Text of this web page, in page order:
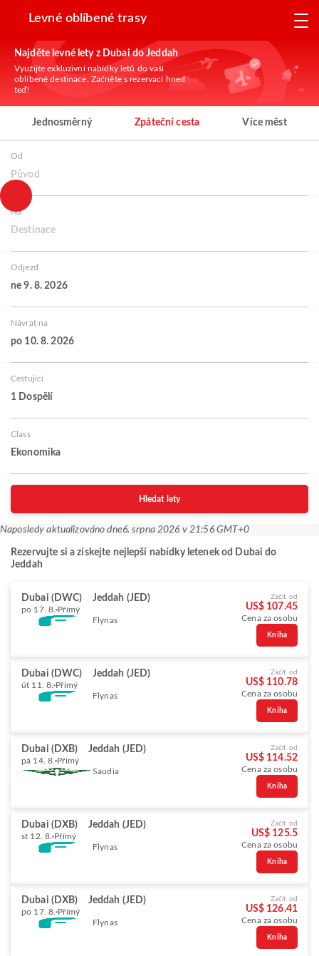
Levné oblíbené trasy
Najděte levné lety z Dubai do Jeddah
Využijte exkluzivní nabídky letů do vaší
oblíbené destinace. Začněte s rezervací hned
teď!
Jednosměrný Zpáteční cesta Více měst
Od
Původ
Na
Destinace
Odjezd
ne 9. 8. 2026
Návrat na
po 10. 8. 2026
Cestující
1 Dospělí
Class
Ekonomika
Hledat lety
Naposledy aktualizováno dne6. srpna 2026 v 21:56 GMT+0
Rezervujte si a získejte nejlepší nabídky letenek od Dubai do
Jeddah
Dubai (DWC) Jeddah (JED)
po 17. 8. Přímý
Flynas
Začít od
US$ 107.45
Cena za osobu
Kniha
Dubai (DWC) Jeddah (JED)
út 11. 8. Přímý
Flynas
Začít od
US$ 110.78
Cena za osobu
Kniha
Dubai (DXB) Jeddah (JED)
pá 14. 8. Přímý
Saudia
Začít od
US$ 114.52
Cena za osobu
Kniha
Dubai (DXB) Jeddah (JED)
st 12. 8. Přímý
Flynas
Začít od
US$ 125.5
Cena za osobu
Kniha
Dubai (DXB) Jeddah (JED)
po 17. 8. Přímý
Flynas
Začít od
US$ 126.41
Cena za osobu
Kniha